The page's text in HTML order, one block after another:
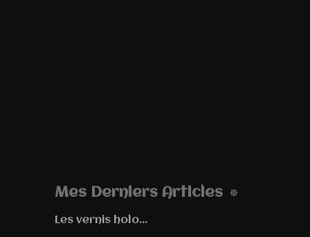
Mes Derniers Articles
Les vernis holo...